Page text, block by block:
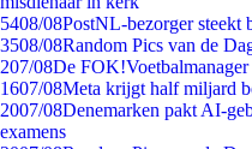
5408/08PostNL-bezorger steekt
3508/08Random Pics van de
207/08De
1607/08Meta krijgt half miljard
2007/08Denemarken pakt AI-
examens